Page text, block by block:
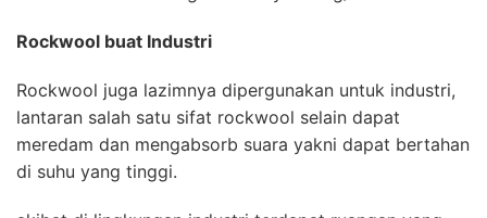
Rockwool buat Industri
Rockwool juga lazimnya dipergunakan untuk industri,
lantaran salah satu sifat rockwool selain dapat
meredam dan mengabsorb suara yakni dapat bertahan
di suhu yang tinggi.